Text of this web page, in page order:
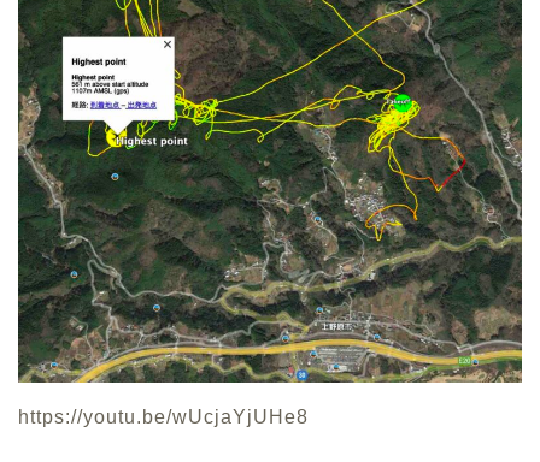
https://youtu.be/wUcjaYjUHe8